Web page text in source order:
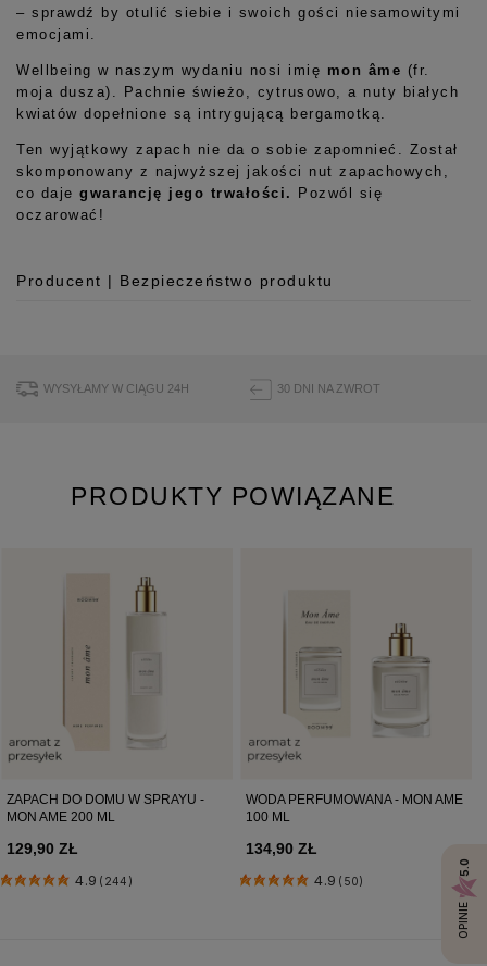
– sprawdź by otulić siebie i swoich gości niesamowitymi
emocjami.
Wellbeing w naszym wydaniu nosi imię mon âme (fr.
moja dusza). Pachnie świeżo, cytrusowo, a nuty białych
kwiatów dopełnione są intrygującą bergamotką.
Ten wyjątkowy zapach nie da o sobie zapomnieć. Został
skomponowany z najwyższej jakości nut zapachowych,
co daje gwarancję jego trwałości. Pozwól się
oczarować!
Producent | Bezpieczeństwo produktu
ul. Buforowa 125/H-10a
Pobierz instrukcję bezpieczeństwa produktu
WYSYŁAMY W CIĄGU 24H 30 DNI NA ZWROT
PRODUKTY POWIĄZANE
ZAPACH DO DOMU W SPRAYU -
MON AME 200 ML
129,90 ZŁ
4.9 (244)
WODA PERFUMOWANA - MON AME
100 ML
134,90 ZŁ
4.9 (50)
OPINIE
5.0